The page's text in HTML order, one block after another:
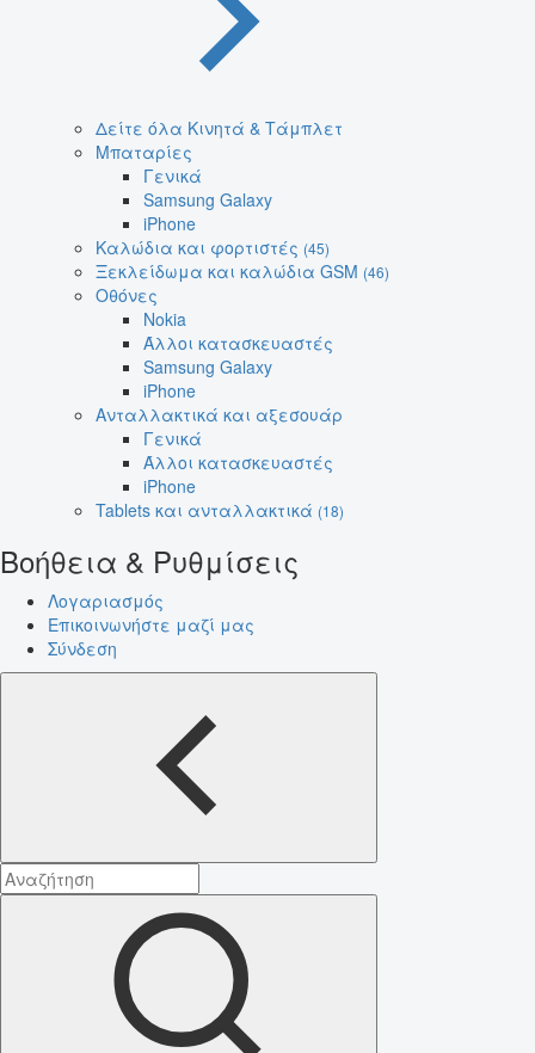
Δείτε όλα Κινητά & Τάμπλετ
Μπαταρίες
Γενικά
Samsung Galaxy
iPhone
Καλώδια και φορτιστές (45)
Ξεκλείδωμα και καλώδια GSM (46)
Οθόνες
Nokia
Άλλοι κατασκευαστές
Samsung Galaxy
iPhone
Ανταλλακτικά και αξεσουάρ
Γενικά
Άλλοι κατασκευαστές
iPhone
Tablets και ανταλλακτικά (18)
Βοήθεια & Ρυθμίσεις
Λογαριασμός
Επικοινωνήστε μαζί μας
Σύνδεση